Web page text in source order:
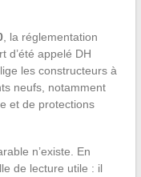
, la réglementation
d’été appelé DH
les constructeurs à
neufs, notamment
et de protections
n’existe. En
de lecture utile : il